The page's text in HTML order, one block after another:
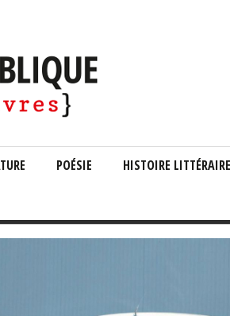
POÉSIE HISTOIRE LITTÉRAIRE